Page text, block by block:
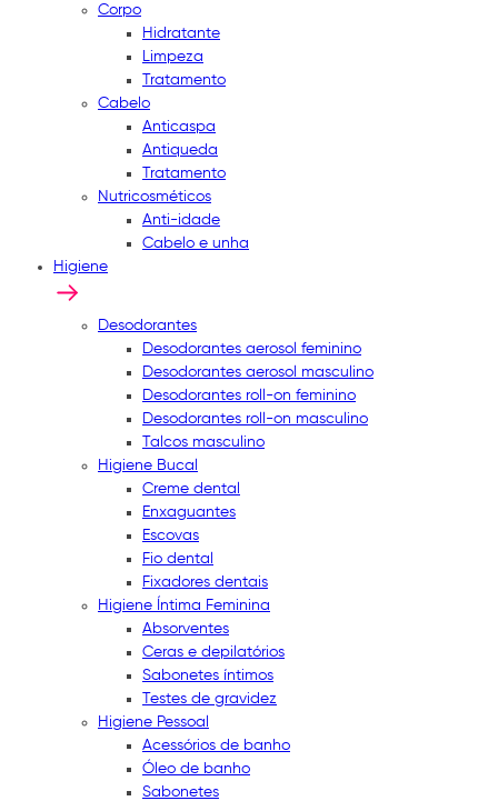
Corpo
Hidratante
Limpeza
Tratamento
Cabelo
Anticaspa
Antiqueda
Tratamento
Nutricosméticos
Anti-idade
Cabelo e unha
Higiene
Desodorantes
Desodorantes aerosol feminino
Desodorantes aerosol masculino
Desodorantes roll-on feminino
Desodorantes roll-on masculino
Talcos masculino
Higiene Bucal
Creme dental
Enxaguantes
Escovas
Fio dental
Fixadores dentais
Higiene Íntima Feminina
Absorventes
Ceras e depilatórios
Sabonetes íntimos
Testes de gravidez
Higiene Pessoal
Acessórios de banho
Óleo de banho
Sabonetes